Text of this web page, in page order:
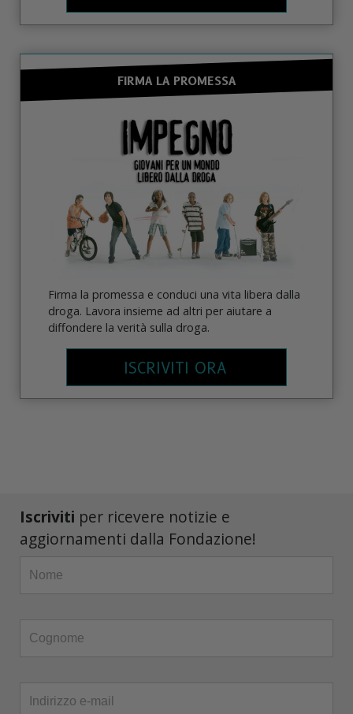
FIRMA LA PROMESSA
Firma la promessa e conduci una vita libera dalla
droga. Lavora insieme ad altri per aiutare a
diffondere la verità sulla droga.
ISCRIVITI ORA
Iscriviti per ricevere notizie e
aggiornamenti dalla Fondazione!